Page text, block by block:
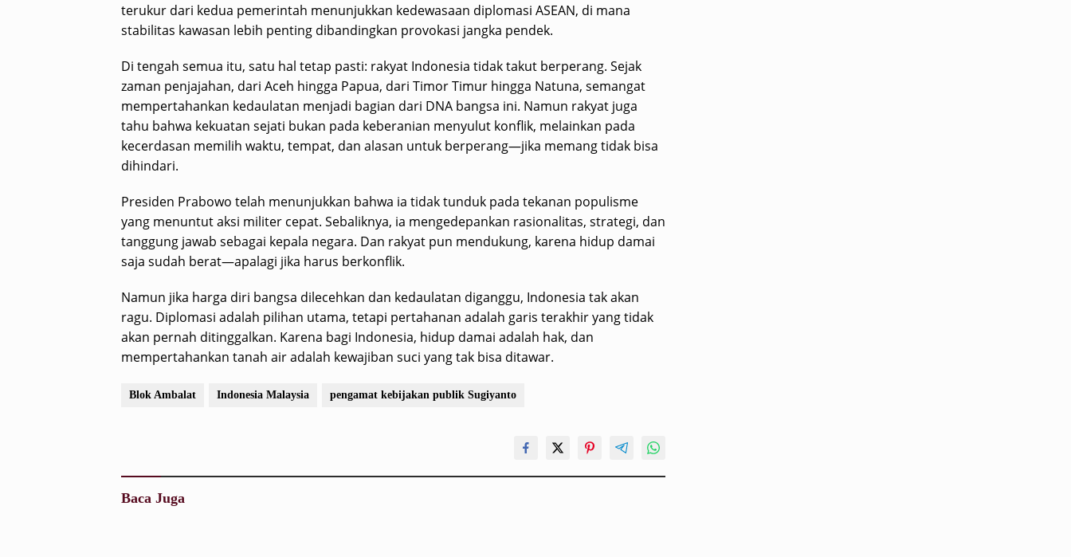
terukur dari kedua pemerintah menunjukkan kedewasaan diplomasi ASEAN, di mana
stabilitas kawasan lebih penting dibandingkan provokasi jangka pendek.
Di tengah semua itu, satu hal tetap pasti: rakyat Indonesia tidak takut berperang. Sejak
zaman penjajahan, dari Aceh hingga Papua, dari Timor Timur hingga Natuna, semangat
mempertahankan kedaulatan menjadi bagian dari DNA bangsa ini. Namun rakyat juga
tahu bahwa kekuatan sejati bukan pada keberanian menyulut konflik, melainkan pada
kecerdasan memilih waktu, tempat, dan alasan untuk berperang—jika memang tidak bisa
dihindari.
Presiden Prabowo telah menunjukkan bahwa ia tidak tunduk pada tekanan populisme
yang menuntut aksi militer cepat. Sebaliknya, ia mengedepankan rasionalitas, strategi, dan
tanggung jawab sebagai kepala negara. Dan rakyat pun mendukung, karena hidup damai
saja sudah berat—apalagi jika harus berkonflik.
Namun jika harga diri bangsa dilecehkan dan kedaulatan diganggu, Indonesia tak akan
ragu. Diplomasi adalah pilihan utama, tetapi pertahanan adalah garis terakhir yang tidak
akan pernah ditinggalkan. Karena bagi Indonesia, hidup damai adalah hak, dan
mempertahankan tanah air adalah kewajiban suci yang tak bisa ditawar.
Blok Ambalat Indonesia Malaysia pengamat kebijakan publik Sugiyanto
Baca Juga